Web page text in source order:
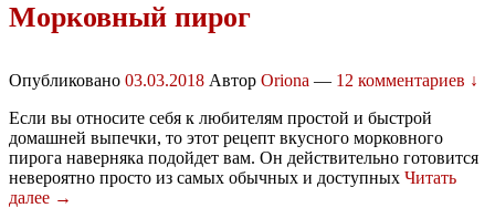
Морковный пирог
Опубликовано 03.03.2018 Автор Oriona — 12 комментариев ↓
Если вы относите себя к любителям простой и быстрой
домашней выпечки, то этот рецепт вкусного морковного
пирога наверняка подойдет вам. Он действительно готовится
невероятно просто из самых обычных и доступных Читать
далее →